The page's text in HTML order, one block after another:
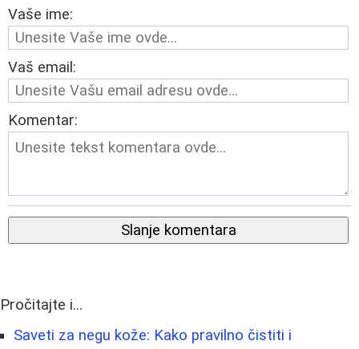
Vaše ime:
Vaš email:
Komentar:
Slanje komentara
Pročitajte i...
Saveti za negu kože: Kako pravilno čistiti i